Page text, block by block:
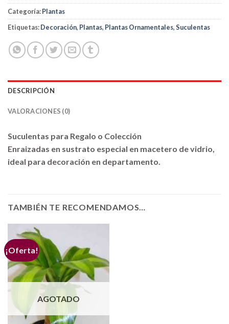
Categoría:Plantas
Etiquetas:Decoración, Plantas, Plantas Ornamentales,Suculentas
DESCRIPCIÓN
VALORACIONES (0)
Suculentas para Regalo o Colección
Enraizadas en sustrato especial en macetero de vidrio,
ideal para decoración en departamento.
TAMBIÉN TE RECOMENDAMOS…
¡Oferta!
AGOTADO